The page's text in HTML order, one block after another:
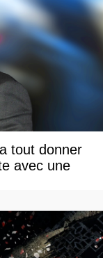
tout donner
avec une